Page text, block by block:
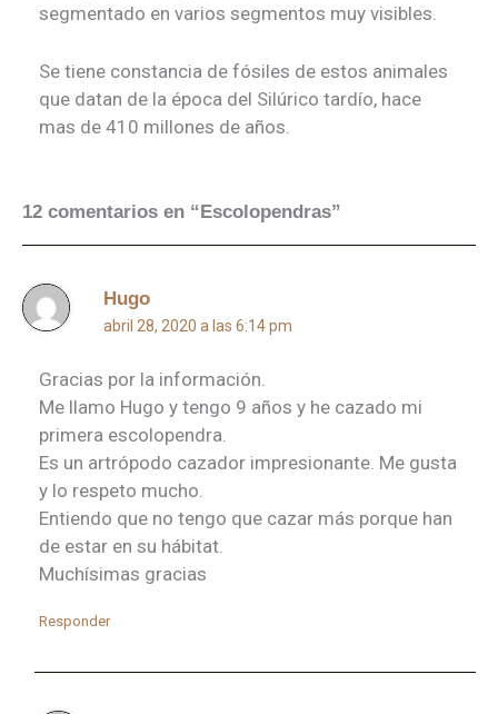
segmentado en varios segmentos muy visibles.
Se tiene constancia de fósiles de estos animales
que datan de la época del Silúrico tardío, hace
mas de 410 millones de años.
12 comentarios en “Escolopendras”
Hugo
abril 28, 2020 a las 6:14 pm
Gracias por la información.
Me llamo Hugo y tengo 9 años y he cazado mi
primera escolopendra.
Es un artrópodo cazador impresionante. Me gusta
y lo respeto mucho.
Entiendo que no tengo que cazar más porque han
de estar en su hábitat.
Muchísimas gracias
Responder